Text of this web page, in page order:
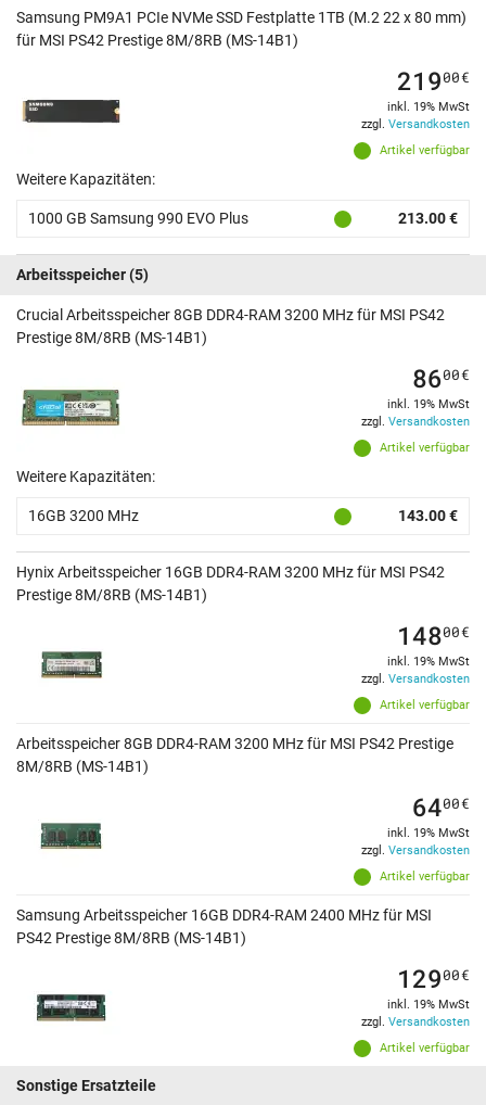
Samsung PM9A1 PCIe NVMe SSD Festplatte 1TB (M.2 22 x 80 mm)
für MSI PS42 Prestige 8M/8RB (MS-14B1)
Artikel verfügbar
21900€
inkl. 19% MwSt
zzgl. Versandkosten
Weitere Kapazitäten:
1000 GB Samsung 990 EVO Plus 213.00 €
Arbeitsspeicher(5)
Crucial Arbeitsspeicher 8GB DDR4-RAM 3200 MHz für MSI PS42
Prestige 8M/8RB (MS-14B1)
Artikel verfügbar
8600€
inkl. 19% MwSt
zzgl. Versandkosten
Weitere Kapazitäten:
16GB 3200 MHz 143.00 €
Hynix Arbeitsspeicher 16GB DDR4-RAM 3200 MHz für MSI PS42
Prestige 8M/8RB (MS-14B1)
Artikel verfügbar
14800€
inkl. 19% MwSt
zzgl. Versandkosten
Arbeitsspeicher 8GB DDR4-RAM 3200 MHz für MSI PS42 Prestige
8M/8RB (MS-14B1)
Artikel verfügbar
6400€
inkl. 19% MwSt
zzgl. Versandkosten
Samsung Arbeitsspeicher 16GB DDR4-RAM 2400 MHz für MSI
PS42 Prestige 8M/8RB (MS-14B1)
Artikel verfügbar
12900€
inkl. 19% MwSt
zzgl. Versandkosten
Sonstige Ersatzteile